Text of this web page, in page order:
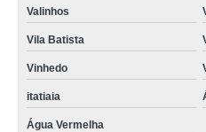
Valinhos
Vila Batista
Vinhedo
itatiaia
Água Vermelha